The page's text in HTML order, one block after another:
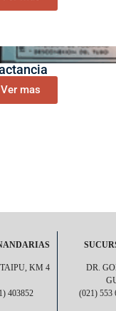
Ver mas
KM 4
403852
DR.
(021) 553